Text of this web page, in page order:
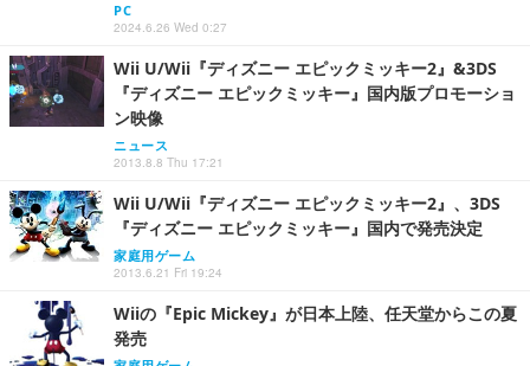
PC
2024.6.26 Wed 0:27
Wii U/Wii『ディズニー エピックミッキー2』&3DS
『ディズニー エピックミッキー』国内版プロモーショ
ン映像
ニュース
2013.8.8 Thu 17:21
Wii U/Wii『ディズニー エピックミッキー2』、3DS
『ディズニー エピックミッキー』国内で発売決定
家庭用ゲーム
2013.6.21 Fri 19:24
Wiiの『Epic Mickey』が日本上陸、任天堂からこの夏
発売